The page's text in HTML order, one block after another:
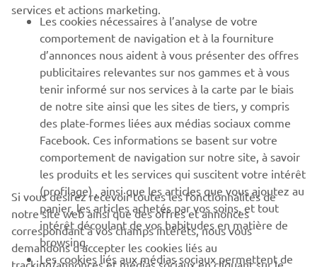
PLUS YAMAHA
SUPPORT
NEWSLETTER
Découvrez en exclusivité les dernières offres, les événements
spéciaux, les nouveautés et bien plus encore
S'ABONNER
services et actions marketing.
Les cookies nécessaires à l’analyse de votre
comportement de navigation et à la fourniture
d’annonces nous aident à vous présenter des offres
publicitaires relevantes sur nos gammes et à vous
tenir informé sur nos services à la carte par le biais
de notre site ainsi que les sites de tiers, y compris
des plate-formes liées aux médias sociaux comme
Facebook. Ces informations se basent sur votre
comportement de navigation sur notre site, à savoir
les produits et les services qui suscitent votre intérêt
(profilage) , ainsi que les articles que vous ajoutez au
panier, les articles achetés par vos soins, et tout
intérêt découlant de vos habitudes en matière de
browsing.
Les cookies liés aux médias sociaux permettent de
Si vous désirez recevoir toutes les fonctionnalités de
notre site web ainsi que des offres et annonces
correspondant à vos champs intérêts, nous vous
demandons d’accepter les cookies liés au
tracking/annonces et médias sociaux en cliquant sur le